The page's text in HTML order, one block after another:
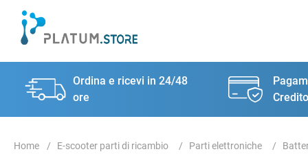
Ordina e ricevi in 24/48
ore
E-scooter parti di ricambio Parti elettroniche